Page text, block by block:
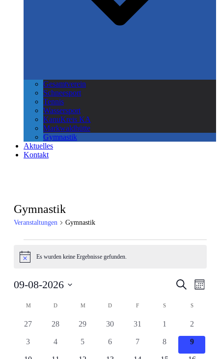
Gesamtverein
Schneesport
Tennis
Wassersport
KanuKreis KA
Markwaldhütte
Gymnastik
Aktuelles
Kontakt
Gymnastik
Veranstaltungen Gymnastik
HinweisEs wurden keine Ergebnisse gefunden.
und
Suche
Monat
09-08-2026
wählen.
Kalender
von
M MONTAGDDIENSTAG
M MITTWOCH
D DONNERSTAG
FFREITAG S SAMSTAGSSONNTAG
0
27
0
28
0
29
0
30
0
Veranstaltungen
31
0
Veranstaltungen
1
0
2
0
3
0
4
0
5
0
6
0
Veranstaltungen
7
0
Veranstaltungen
8
0
9